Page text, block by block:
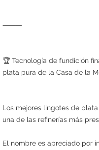
⸻
🏆 Tecnología de fundición
plata pura de la Casa de la
Los mejores lingotes de
una de las refinerías más
El nombre es apreciado por